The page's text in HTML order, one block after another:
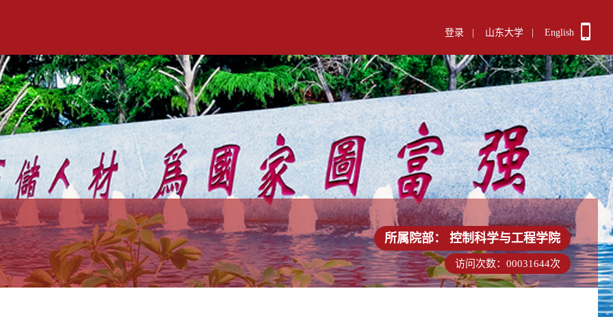
登录 山东大学 English
所属院部： 控制科学与工程学院
访问次数： 00031644次